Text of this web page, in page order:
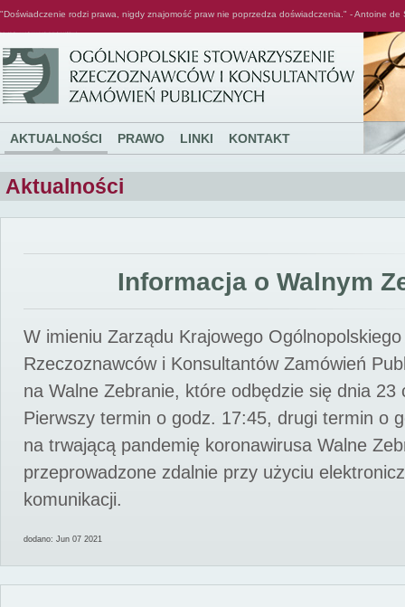
"Doświadczenie rodzi prawa, nigdy znajomość praw nie poprzedza doświadczenia." - Antoine de
AKTUALNOŚCI PRAWO LINKI KONTAKT
Aktualności
Informacja o Walnym
W imieniu Zarządu Krajowego
Rzeczoznawców i Konsultantów Zamówień
na Walne Zebranie, które odbędzie się dnia 23
Pierwszy termin o godz. 17:45, drugi termin o
na trwającą pandemię koronawirusa Walne
przeprowadzone zdalnie przy użyciu
komunikacji.
dodano: Jun 07 2021